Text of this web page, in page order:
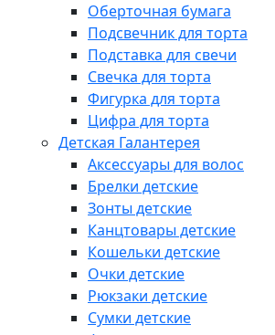
Оберточная бумага
Подсвечник для торта
Подставка для свечи
Свечка для торта
Фигурка для торта
Цифра для торта
Детская Галантерея
Аксессуары для волос
Брелки детские
Зонты детские
Канцтовары детские
Кошельки детские
Очки детские
Рюкзаки детские
Сумки детские